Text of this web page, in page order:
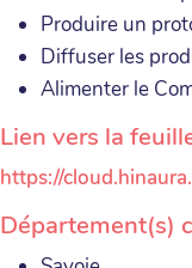
Produire un
Diffuser les
Alimenter le
Lien vers la
https://
Département(s)